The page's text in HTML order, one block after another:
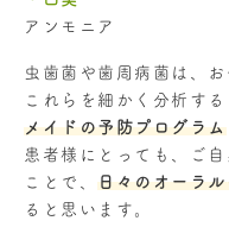
アンモニア
虫歯菌や歯周病菌は、
これらを細かく分析する
メイドの予防プログラム
患者様にとっても、ご
ことで、 日々のオーラ
ると思います。